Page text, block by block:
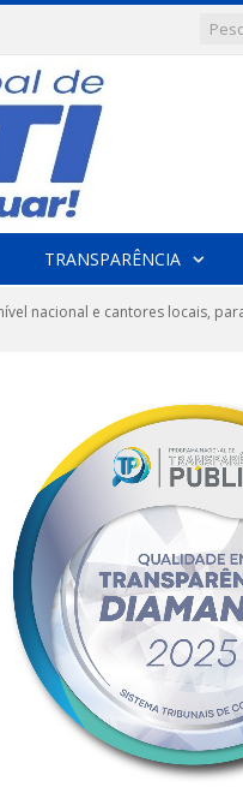
TRANSPARÊNCIA
nacional e cantores locais,